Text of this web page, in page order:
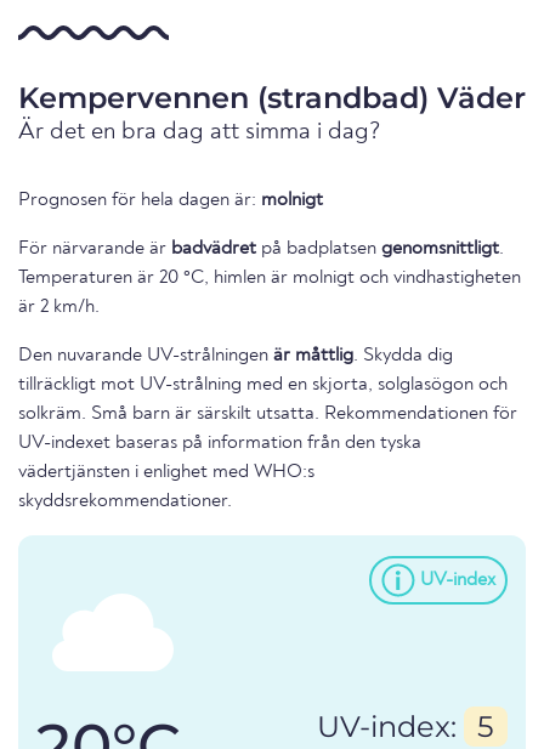
Kempervennen (strandbad) Väder
Är det en bra dag att simma i dag?
Prognosen för hela dagen är: molnigt
För närvarande är badvädret på badplatsen genomsnittligt.
Temperaturen är 20 °C, himlen är molnigt och vindhastigheten
är 2 km/h.
Den nuvarande UV-strålningen är måttlig. Skydda dig
tillräckligt mot UV-strålning med en skjorta, solglasögon och
solkräm. Små barn är särskilt utsatta. Rekommendationen för
UV-indexet baseras på information från den tyska
vädertjänsten i enlighet med WHO:s
skyddsrekommendationer.
UV-index
UV-index: 5